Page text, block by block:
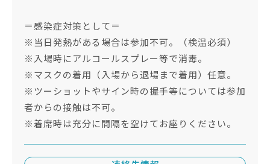
＝感染症対策として＝
※当日発熱がある場合は参加不可。（検温必須）
※入場時にアルコールスプレー等で消毒。
※マスクの着用（入場から退場まで着用）任意。
※ツーショットやサイン時の握手等については参加
者からの接触は不可。
※着席時は充分に間隔を空けてお座りください。